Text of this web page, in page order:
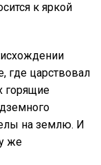
к яркой
где царствовал
горящие
на землю. И
же